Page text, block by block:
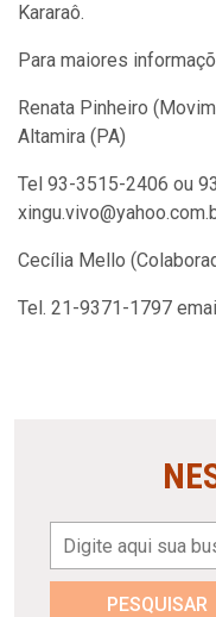
Kararaô.
Para maiores
Renata Pinheiro
Altamira (PA)
Tel 93-3515-2406 ou
Cecília Mello
Tel. 21-9371-1797
PESQUISAR